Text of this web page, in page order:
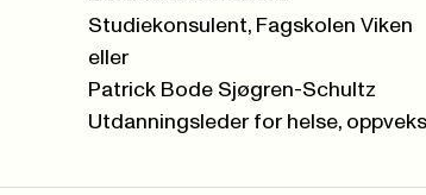
Studiekonsulent, Fagskolen Viken
eller
Patrick Bode Sjøgren-Schultz
Utdanningsleder for helse,